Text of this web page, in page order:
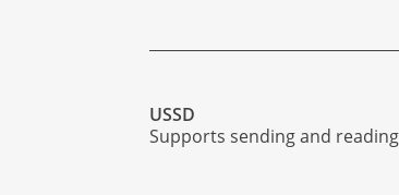
USSD
Supports sending and